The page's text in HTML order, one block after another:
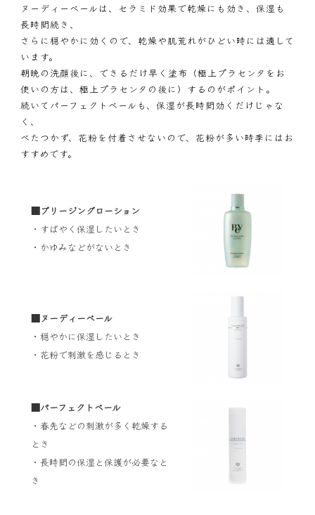
ヌーディーベールは、セラミド効果で乾燥にも効き、保湿も
長時間続き、
さらに穏やかに効くので、乾燥や肌荒れがひどい時には適して
います。
朝晩の洗顔後に、できるだけ早く塗布（極上プラセンタをお
使いの方は、極上プラセンタの後に）するのがポイント。
続いてパーフェクトベールも、保湿が長時間効くだけじゃな
く、
べたつかず、花粉を付着させないので、花粉が多い時季にはお
すすめです。
■ブリージングローション
・すばやく保湿したいとき
・かゆみなどがないとき
■ヌーディーベール
・穏やかに保湿したいとき
・花粉で刺激を感じるとき
■パーフェクトベール
・春先などの刺激が多く乾燥する
とき
・長時間の保湿と保護が必要なと
き